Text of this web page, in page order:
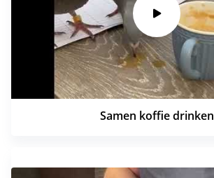
Samen koffie drinken